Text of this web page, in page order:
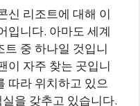
신 리조트에 대해 이
입니다. 아마도 세계
트 중 하나일 것입니
이 자주 찾는 곳입니
따라 위치하고 있으
을 갖추고 있습니다.